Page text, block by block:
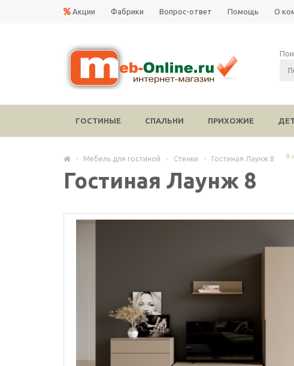
Акции Фабрики Вопрос-ответ Помощь О
ГОСТИНЫЕ СПАЛЬНИ ПРИХОЖИЕ
- Мебель для гостиной - Стенки - Гостиная Лаунж 8
Гостиная Лаунж 8